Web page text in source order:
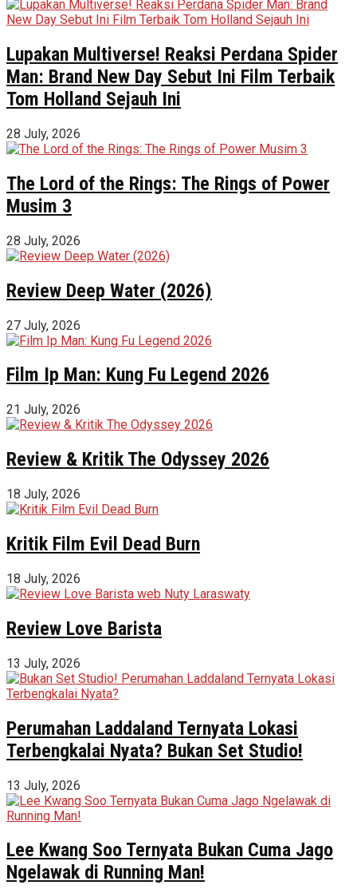
Lupakan Multiverse! Reaksi Perdana Spider
Man: Brand New Day Sebut Ini Film Terbaik
Tom Holland Sejauh Ini
28 July, 2026
The Lord of the Rings: The Rings of Power
Musim 3
28 July, 2026
Review Deep Water (2026)
27 July, 2026
Film Ip Man: Kung Fu Legend 2026
21 July, 2026
Review & Kritik The Odyssey 2026
18 July, 2026
Kritik Film Evil Dead Burn
18 July, 2026
Review Love Barista
13 July, 2026
Perumahan Laddaland Ternyata Lokasi
Terbengkalai Nyata? Bukan Set Studio!
13 July, 2026
Lee Kwang Soo Ternyata Bukan Cuma Jago
Ngelawak di Running Man!